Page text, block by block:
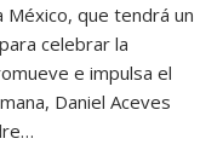
México, que tendrá un
celebrar la
e impulsa el
Daniel Aceves